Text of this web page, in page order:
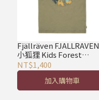
Fjällräven FJALLRAVEN
小狐狸 Kids Forest
Findings T shirt 淺橄欖
NT$1,400
加入購物車